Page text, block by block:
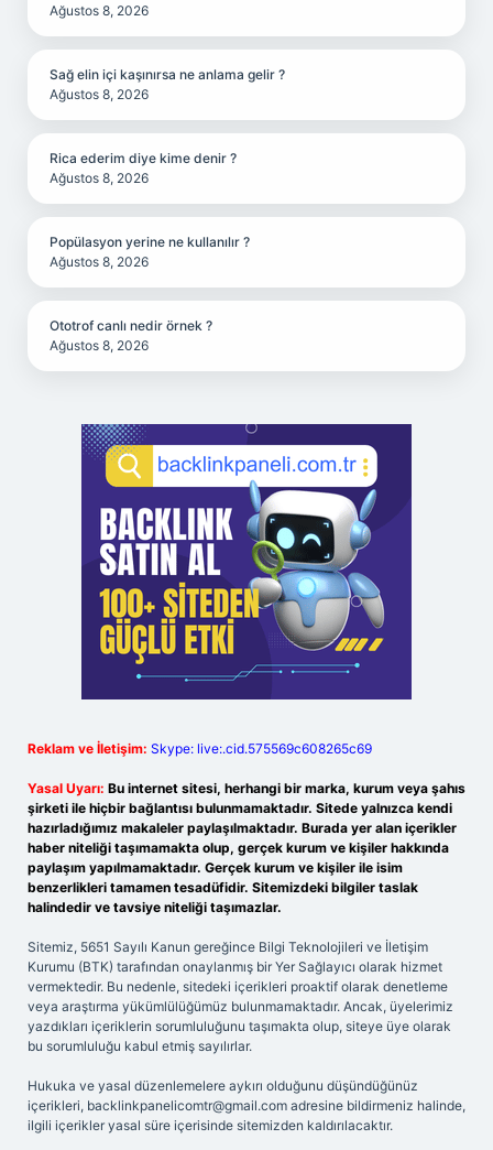
Ağustos 8, 2026
Sağ elin içi kaşınırsa ne anlama gelir ?
Ağustos 8, 2026
Rica ederim diye kime denir ?
Ağustos 8, 2026
Popülasyon yerine ne kullanılır ?
Ağustos 8, 2026
Ototrof canlı nedir örnek ?
Ağustos 8, 2026
Reklam ve İletişim: Skype: live:.cid.575569c608265c69
Yasal Uyarı: Bu internet sitesi, herhangi bir marka, kurum veya şahıs
şirketi ile hiçbir bağlantısı bulunmamaktadır. Sitede yalnızca kendi
hazırladığımız makaleler paylaşılmaktadır. Burada yer alan içerikler
haber niteliği taşımamakta olup, gerçek kurum ve kişiler hakkında
paylaşım yapılmamaktadır. Gerçek kurum ve kişiler ile isim
benzerlikleri tamamen tesadüfidir. Sitemizdeki bilgiler taslak
halindedir ve tavsiye niteliği taşımazlar.
Sitemiz, 5651 Sayılı Kanun gereğince Bilgi Teknolojileri ve İletişim
Kurumu (BTK) tarafından onaylanmış bir Yer Sağlayıcı olarak hizmet
vermektedir. Bu nedenle, sitedeki içerikleri proaktif olarak denetleme
veya araştırma yükümlülüğümüz bulunmamaktadır. Ancak, üyelerimiz
yazdıkları içeriklerin sorumluluğunu taşımakta olup, siteye üye olarak
bu sorumluluğu kabul etmiş sayılırlar.
Hukuka ve yasal düzenlemelere aykırı olduğunu düşündüğünüz
içerikleri, backlinkpanelicomtr@gmail.com adresine bildirmeniz halinde,
ilgili içerikler yasal süre içerisinde sitemizden kaldırılacaktır.